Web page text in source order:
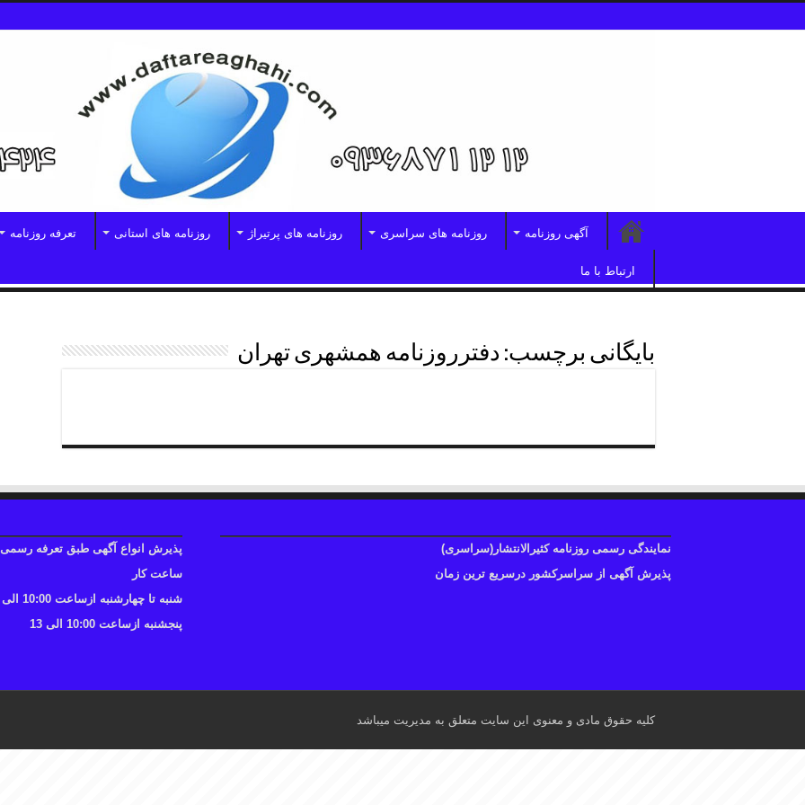
آگهی روزنامه روزنامه های سراسری روزنامه های پرتیراژ روزنامه های استانی تعرفه روزنامه
ارتباط با ما
بایگانی برچسب: دفترروزنامه همشهری تهران
نمایندگی رسمی روزنامه کثیرالانتشار(سراسری)
پذیرش آگهی از سراسرکشور درسریع ترین زمان
پذیرش انواع آگهی طبق تعرفه رسمی
ساعت کار
شنبه تا چهارشنبه ازساعت 10:00 الی 17
پنجشنبه ازساعت 10:00 الی 13
کلیه حقوق مادی و معنوی این سایت متعلق به مدیریت میباشد